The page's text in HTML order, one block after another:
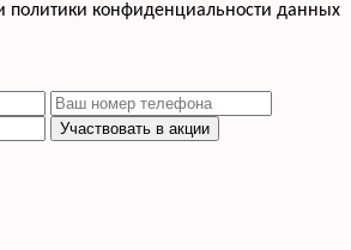
политики конфиденциальности данных
Участвовать в акции